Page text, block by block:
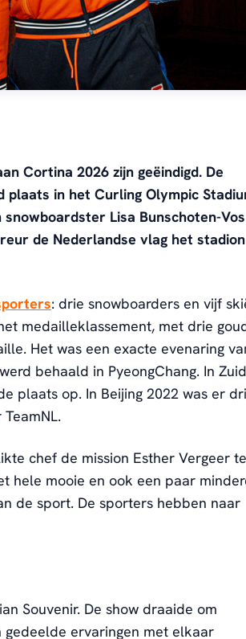
Cortina 2026 zijn geëindigd. De
plaats in het Curling Olympic
Lisa Bunschoten-
de Nederlandse vlag het stadion
: drie snowboarders en vijf
medailleklassement, met drie
Het was een exacte evenaring
behaald in PyeongChang. In
plaats op. In Beijing 2022 was er
chef de mission Esther Vergeer
hele mooie en ook een paar
de sport. De sporters hebben naar
Souvenir. De show draaide om
ervaringen met elkaar